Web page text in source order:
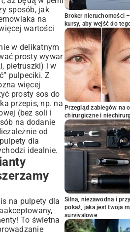
sposób, jak
na
wartości
w delikatnym
prosty wywar
pietruszki) i w
pulpeciki. Z
więcej
prosty sos do
przepis, np. na
(bez soli i
na dodanie
od
dla
idealnie.
na pulpety dla
To świetna
Broker nieruchomości
kursy, aby wejść do
Przegląd zabiegów na
chirurgiczne i
Silna, niezawodna i
pokaż, jaka jest twoja
survivalowe